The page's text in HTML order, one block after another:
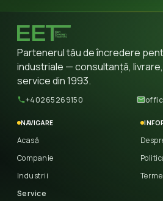
Partenerul tău de încredere
industriale — consultanță,
service din 1993.
+40265269150
NAVIGARE
Acasă
Companie
Industrii
Service